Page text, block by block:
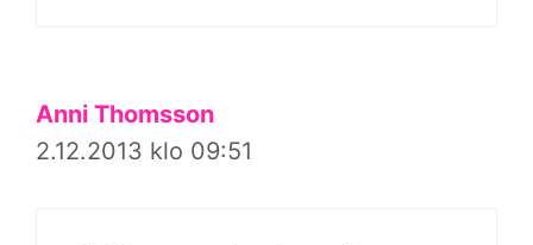
Anni Thomsson
2.12.2013 klo 09:51